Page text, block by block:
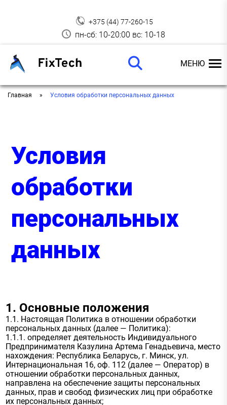
+375 (44) 77-260-15
пн-сб: 10-20:00 вс: 10-18
МЕНЮ
Главная Условия обработки персональных данных
Условия
обработки
персональных
данных
1. Основные положения
1.1. Настоящая Политика в отношении обработки
персональных данных (далее — Политика):
1.1.1. определяет деятельность Индивидуального
Предпринимателя Казулина Артема Генадьевича, место
нахождения: Республика Беларусь, г. Минск, ул.
Интернациональная 16, оф. 112 (далее — Оператор) в
отношении обработки персональных данных,
направлена на обеспечение защиты персональных
данных, прав и свобод физических лиц при обработке
их персональных данных;